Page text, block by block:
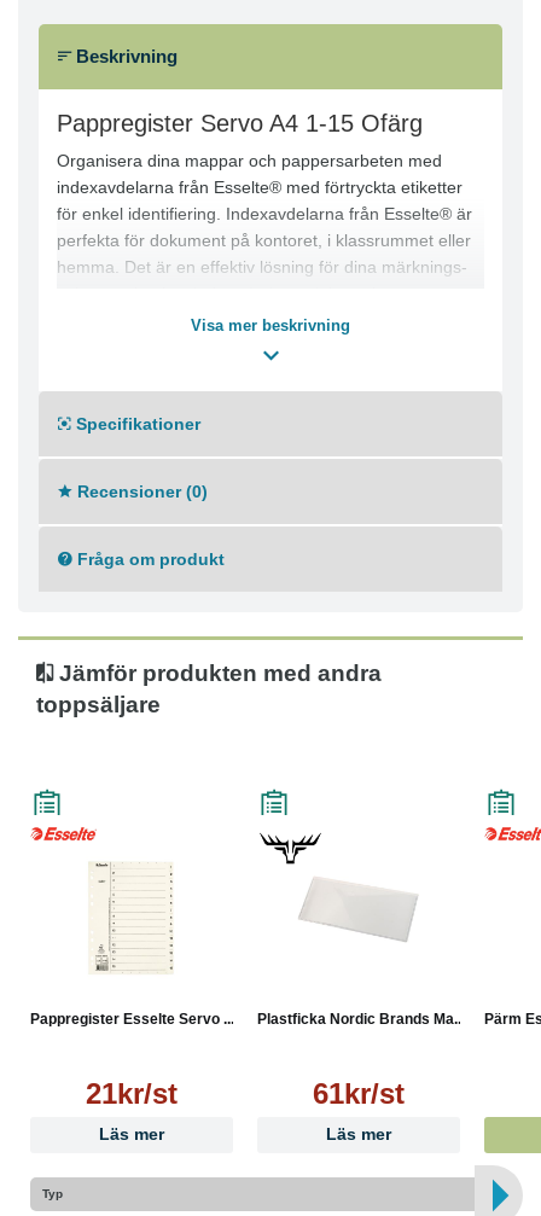
Beskrivning
Pappregister Servo A4 1-15 Ofärg
Organisera dina mappar och pappersarbeten med
indexavdelarna från Esselte® med förtryckta etiketter
för enkel identifiering. Indexavdelarna från Esselte® är
perfekta för dokument på kontoret, i klassrummet eller
hemma. Det är en effektiv lösning för dina märknings-
förnumrerad design som gör det enkelt att sortera
dokument för snabb identifiering och åtkomst.
mappar och pärmar - Förtryckta flikar - Plastförstärkta
flikar - Flikar: 1?15 - Mått: A4 - Färg: Vit
Visa mer beskrivning
Specifikationer
Recensioner (0)
Fråga om produkt
Jämför produkten med andra
toppsäljare
Pappregister Esselte Servo ...
21kr/st
Läs mer
Plastficka Nordic Brands Ma...
61kr/st
Läs mer
Pärm
Typ